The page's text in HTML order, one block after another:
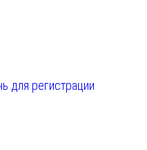
для регистрации